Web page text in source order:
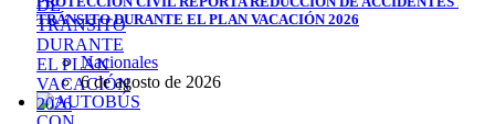
TRÁNSITO DURANTE EL PLAN VACACIÓN 2026
Nacionales
6 de agosto de 2026